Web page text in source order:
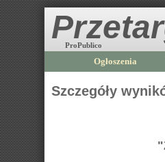
ProPublico
Ogłoszenia
Szczegóły